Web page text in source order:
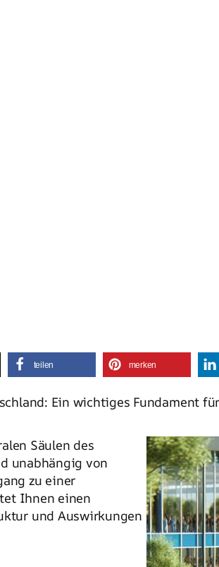
teilen merken
Ein wichtiges Fundament
Säulen des
unabhängig von
zu einer
Ihnen einen
und Auswirkungen